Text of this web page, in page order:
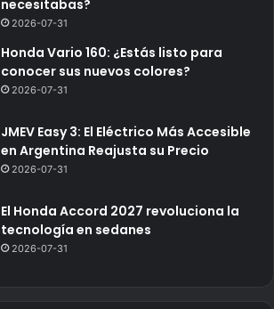
necesitabas?
2026-07-31
Honda Vario 160: ¿Estás listo para
conocer sus nuevos colores?
2026-07-31
JMEV Easy 3: El Eléctrico Más Accesible
en Argentina Reajusta su Precio
2026-07-31
El Honda Accord 2027 revoluciona la
tecnología en sedanes
2026-07-31